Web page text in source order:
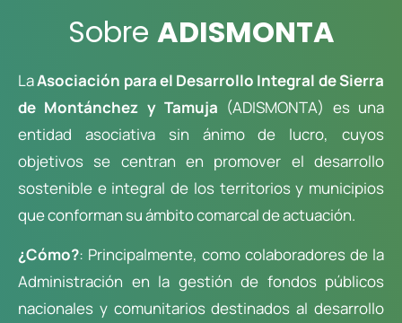
Sobre ADISMONTA
LaAsociación para el Desarrollo Integral de Sierra
de Montánchez y Tamuja (ADISMONTA) es una
entidad asociativa sin ánimo de lucro, cuyos
objetivos se centran en promover el desarrollo
sostenible e integral de los territorios y municipios
que conforman su ámbito comarcal de actuación.
¿Cómo?: Principalmente, como colaboradores de la
Administración en la gestión de fondos públicos
nacionales y comunitarios destinados al desarrollo